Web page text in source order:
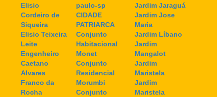
Elisio
Cordeiro de
Siqueira
Elisio Teixeira
Leite
Engenheiro
Caetano
Alvares
Franco da
Rocha
paulo-sp
CIDADE
PATRIARCA
Conjunto
Habitacional
Monet
Conjunto
Residencial
Morumbi
Conjunto
Jardim Jaraguá
Jardim Jose
Maria
Jardim Líbano
Jardim
Mangalot
Jardim
Maristela
Jardim
Maristela